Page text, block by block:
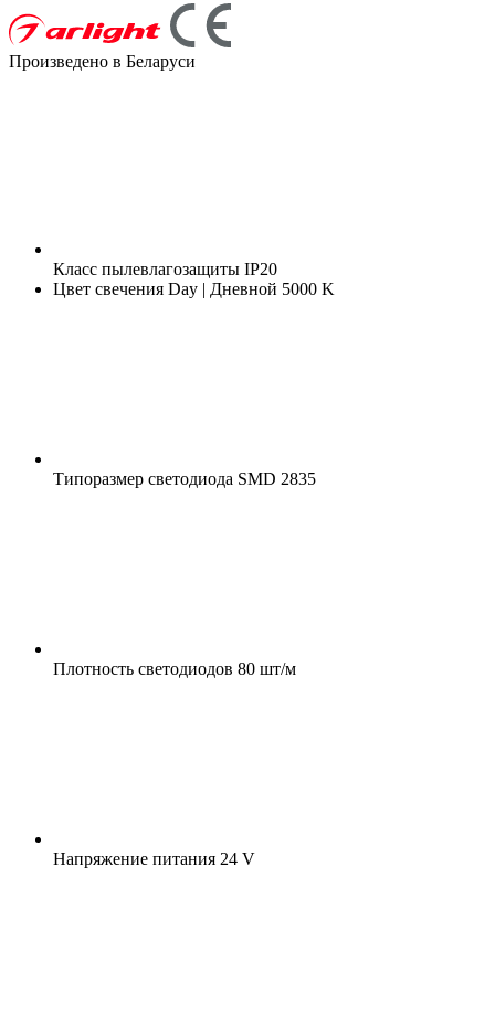
Произведено в Беларуси
Класс пылевлагозащиты IP20
Цвет свечения Day | Дневной 5000 K
Типоразмер светодиода SMD 2835
Плотность светодиодов 80 шт/м
Напряжение питания 24 V